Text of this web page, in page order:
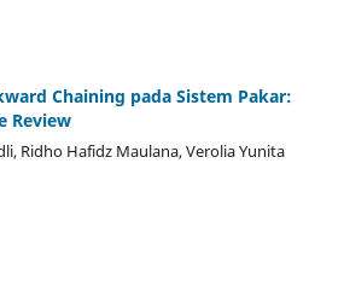
Chaining pada Sistem Pakar:
Review
Ridho Hafidz Maulana, Verolia Yunita